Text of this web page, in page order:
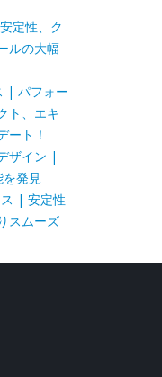
定性、ク
ルの大幅
| パフォー
ト、エキ
ート！
ザイン |
発見
| 安定性
スムーズ